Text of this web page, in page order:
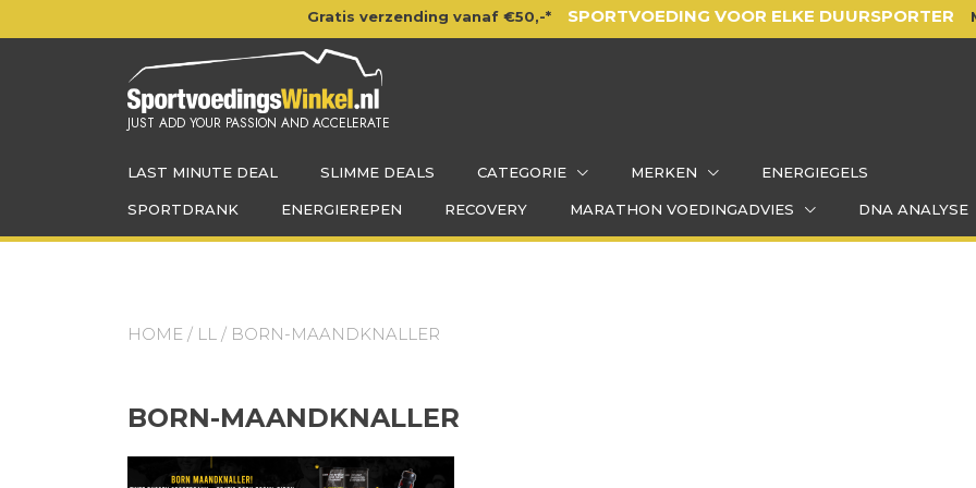
naar
Gratis verzending vanaf €50,-* SPORTVOEDING VOOR ELKE DUURSPORTER
JUST ADD YOUR PASSION AND ACCELERATE
LAST MINUTE DEAL SLIMME DEALS CATEGORIE MERKEN ENERGIEGELS
SPORTDRANK ENERGIEREPEN RECOVERY MARATHON VOEDINGADVIES DNA ANALYSE
HOME / LL / BORN-MAANDKNALLER
BORN-MAANDKNALLER